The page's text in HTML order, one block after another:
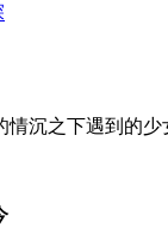
情沉之下遇到的